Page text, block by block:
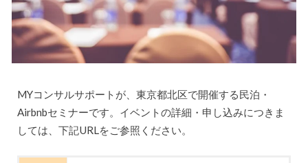
MYコンサルサポートが、東京都北区で開催する民泊・
Airbnbセミナーです。イベントの詳細・申し込みにつきま
しては、下記URLをご参照ください。